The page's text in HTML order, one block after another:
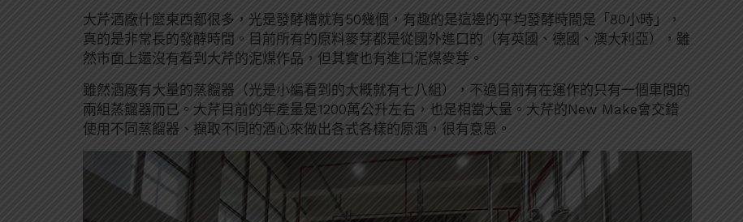
大芹酒廠什麼東西都很多，光是發酵槽就有50幾個，有趣的是這邊的平均發酵時間是「80小時」，
真的是非常長的發酵時間。目前所有的原料麥芽都是從國外進口的（有英國、德國、澳大利亞），雖
然市面上還沒有看到大芹的泥煤作品，但其實也有進口泥煤麥芽。
雖然酒廠有大量的蒸餾器（光是小編看到的大概就有七八組），不過目前有在運作的只有一個車間的
兩組蒸餾器而已。大芹目前的年產量是1200萬公升左右，也是相當大量。大芹的New Make會交錯
使用不同蒸餾器、擷取不同的酒心來做出各式各樣的原酒，很有意思。